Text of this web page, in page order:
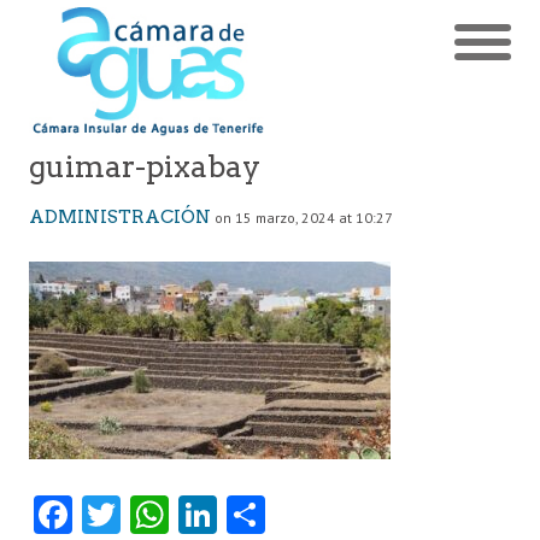
guimar-pixabay
ADMINISTRACIÓN on 15 marzo, 2024 at 10:27
Fa T W Li